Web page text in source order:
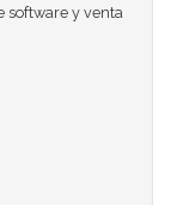
software y venta